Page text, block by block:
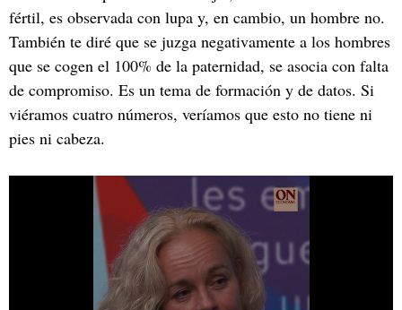
fértil, es observada con lupa y, en cambio, un hombre no.
También te diré que se juzga negativamente a los hombres
que se cogen el 100% de la paternidad, se asocia con falta
de compromiso. Es un tema de formación y de datos. Si
viéramos cuatro números, veríamos que esto no tiene ni
pies ni cabeza.